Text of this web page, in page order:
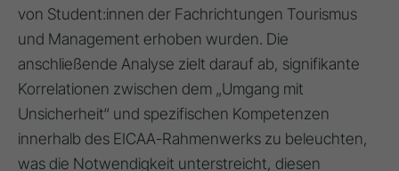
von Student:innen der Fachrichtungen Tourismus
und Management erhoben wurden. Die
anschließende Analyse zielt darauf ab, signifikante
Korrelationen zwischen dem „Umgang mit
Unsicherheit“ und spezifischen Kompetenzen
innerhalb des EICAA-Rahmenwerks zu beleuchten,
was die Notwendigkeit unterstreicht, diesen